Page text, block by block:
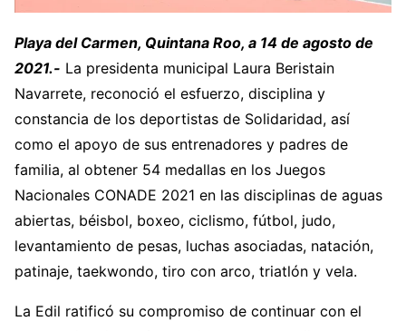
Playa del Carmen, Quintana Roo, a 14 de agosto de
2021.- La presidenta municipal Laura Beristain
Navarrete, reconoció el esfuerzo, disciplina y
constancia de los deportistas de Solidaridad, así
como el apoyo de sus entrenadores y padres de
familia, al obtener 54 medallas en los Juegos
Nacionales CONADE 2021 en las disciplinas de aguas
abiertas, béisbol, boxeo, ciclismo, fútbol, judo,
levantamiento de pesas, luchas asociadas, natación,
patinaje, taekwondo, tiro con arco, triatlón y vela.
La Edil ratificó su compromiso de continuar con el